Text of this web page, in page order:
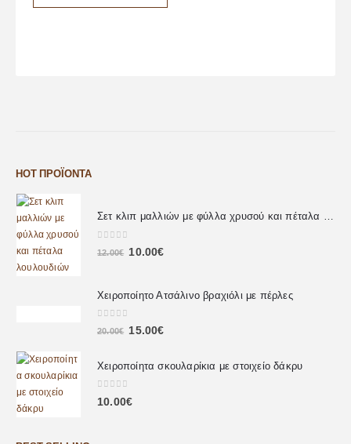
HOT ΠΡΟΪΌΝΤΑ
Σετ κλιπ μαλλιών με φύλλα χρυσού και πέταλα λουλουδιών
out of 5
12.00€ 10.00€
Χειροποίητο Ατσάλινο βραχιόλι με πέρλες
0out of 5
20.00€ 15.00€
Χειροποίητα σκουλαρίκια με στοιχείο δάκρυ
0 out of 5
10.00€